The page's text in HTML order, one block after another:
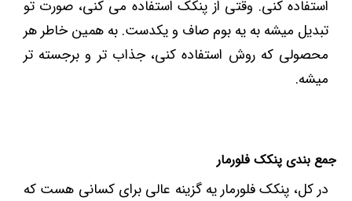
استفاده کنی. وقتی از پنکک استفاده می کنی، صورت تو
تبدیل میشه به یه بوم صاف و یکدست. به همین خاطر هر
محصولی که روش استفاده کنی، جذاب تر و برجسته تر
میشه.
جمع ‌بندی پنکک فلورمار
در کل، پنکک فلورمار یه گزینه عالی برای کسانی هست که